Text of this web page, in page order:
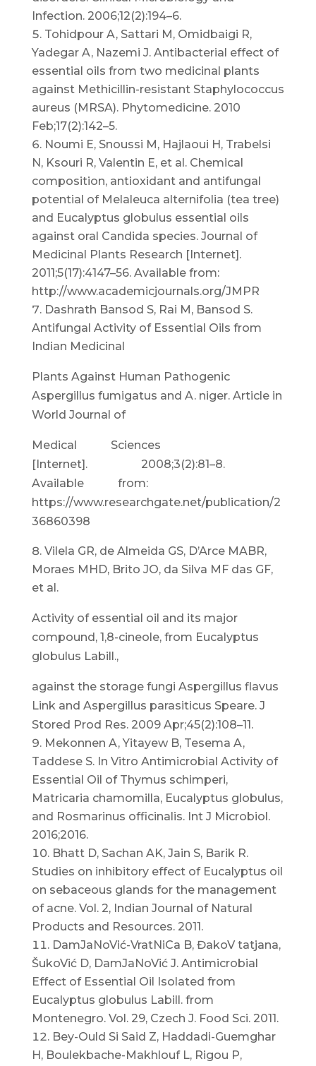
Infection. 2006;12(2):194–6.
Tohidpour A, Sattari M, Omidbaigi R,
Yadegar A, Nazemi J. Antibacterial effect of
essential oils from two medicinal plants
against Methicillin-resistant Staphylococcus
aureus (MRSA). Phytomedicine. 2010
Feb;17(2):142–5.
Noumi E, Snoussi M, Hajlaoui H, Trabelsi
N, Ksouri R, Valentin E, et al. Chemical
composition, antioxidant and antifungal
potential of Melaleuca alternifolia (tea tree)
and Eucalyptus globulus essential oils
against oral Candida species. Journal of
Medicinal Plants Research [Internet].
2011;5(17):4147–56. Available from:
http://www.academicjournals.org/JMPR
Dashrath Bansod S, Rai M, Bansod S.
Antifungal Activity of Essential Oils from
Indian Medicinal
Plants Against Human Pathogenic
Aspergillus fumigatus and A. niger. Article in
World Journal of
Medical Sciences
[Internet]. 2008;3(2):81–8.
Available from:
https://www.researchgate.net/publication/2
36860398
Vilela GR, de Almeida GS, D’Arce MABR,
Moraes MHD, Brito JO, da Silva MF das GF,
et al.
Activity of essential oil and its major
compound, 1,8-cineole, from Eucalyptus
globulus Labill.,
against the storage fungi Aspergillus flavus
Link and Aspergillus parasiticus Speare. J
Stored Prod Res. 2009 Apr;45(2):108–11.
Mekonnen A, Yitayew B, Tesema A,
Taddese S. In Vitro Antimicrobial Activity of
Essential Oil of Thymus schimperi,
Matricaria chamomilla, Eucalyptus globulus,
and Rosmarinus officinalis. Int J Microbiol.
2016;2016.
Bhatt D, Sachan AK, Jain S, Barik R.
Studies on inhibitory effect of Eucalyptus oil
on sebaceous glands for the management
of acne. Vol. 2, Indian Journal of Natural
Products and Resources. 2011.
DamJaNoVić-VratNiCa B, ĐakoV tatjana,
ŠukoVić D, DamJaNoVić J. Antimicrobial
Effect of Essential Oil Isolated from
Eucalyptus globulus Labill. from
Montenegro. Vol. 29, Czech J. Food Sci. 2011.
Bey-Ould Si Said Z, Haddadi-Guemghar
H, Boulekbache-Makhlouf L, Rigou P,